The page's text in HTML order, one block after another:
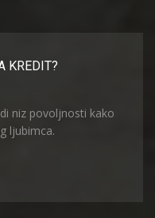
KREDIT?
niz povoljnosti kako
ljubimca.